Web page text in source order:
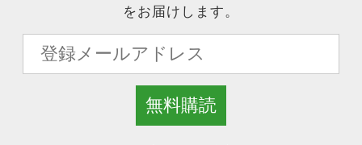
をお届けします。